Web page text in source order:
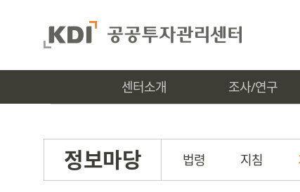
센터소개 조사/연구
정보마당 법령 지침